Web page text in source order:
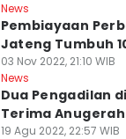
News
Pembiayaan
Jateng Tumbuh
03 Nov 2022, 21:10 WIB
News
Dua Pengadilan
Terima Anugerah
19 Agu 2022, 22:57 WIB